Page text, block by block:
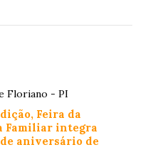
Floriano - PI
Feira da
Familiar integra
aniversário de